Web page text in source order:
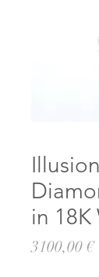
in
3100,00 €